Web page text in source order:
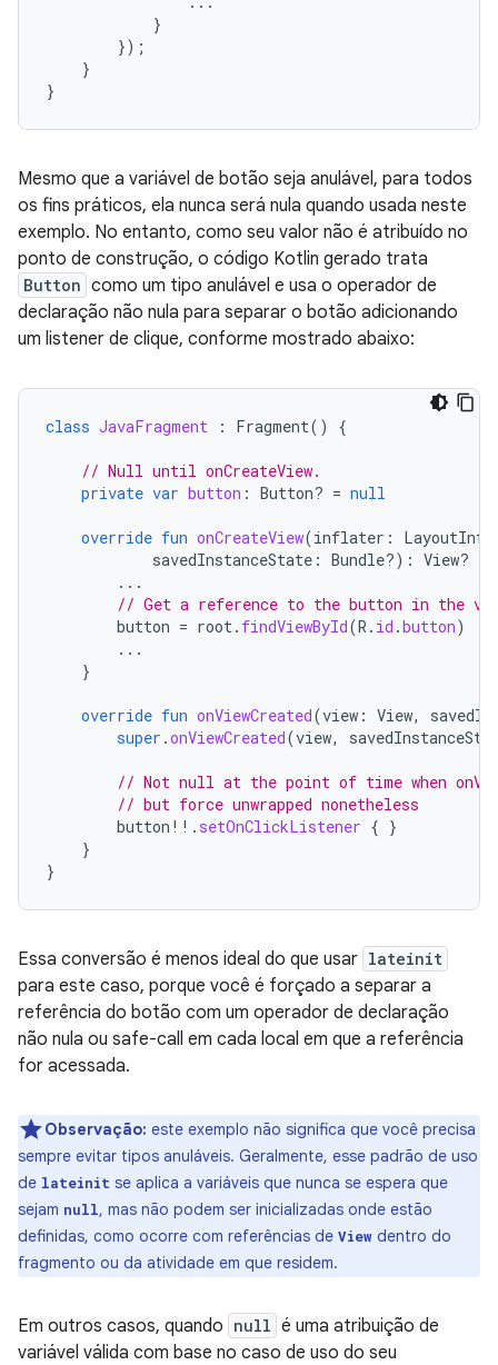
}
});
}
}
Mesmo que a variável de botão seja anulável, para todos
os fins práticos, ela nunca será nula quando usada neste
exemplo. No entanto, como seu valor não é atribuído no
ponto de construção, o código Kotlin gerado trata
Button como um tipo anulável e usa o operador de
declaração não nula para separar o botão adicionando
um listener de clique, conforme mostrado abaixo:
class JavaFragment : Fragment() {
// Null until onCreateView.
private var button : Button? = null
override fun onCreateView(inflater :
savedInstanceState : Bundle?) : View?
...
// Get a reference to the button in the
button = root. findViewById(R . id .button)
...
}
override fun onViewCreated(view : View,
super .onViewCreated(view,
// Not null at the point of time when
// but force unwrapped nonetheless
button !! . setOnClickListener { }
}
}
Essa conversão é menos ideal do que usar lateinit
para este caso, porque você é forçado a separar a
referência do botão com um operador de declaração
não nula ou safe-call em cada local em que a referência
for acessada.
Observação: este exemplo não significa que você precisa
sempre evitar tipos anuláveis. Geralmente, esse padrão de uso
de lateinit se aplica a variáveis que nunca se espera que
sejam null, mas não podem ser inicializadas onde estão
definidas, como ocorre com referências de View dentro do
fragmento ou da atividade em que residem.
Em outros casos, quando null é uma atribuição de
variável válida com base no caso de uso do seu